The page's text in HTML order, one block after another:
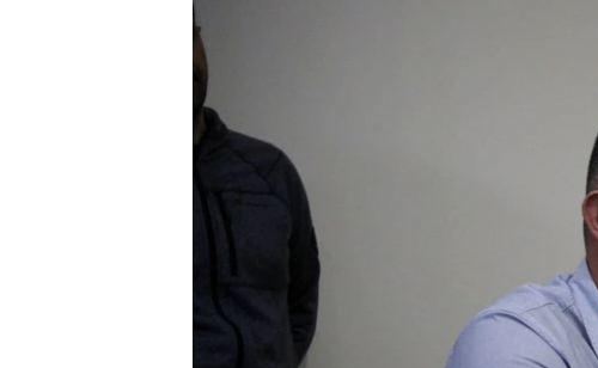
КРЫМ.НЕПОКОРЕННЫЙ
УКРАИНСКАЯ ПРОБЛЕМА КРЫМА